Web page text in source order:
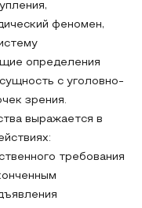
феномен,
определения
с уголовно-
зрения.
выражается в
требования